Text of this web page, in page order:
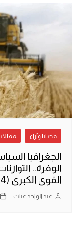
قضايا وآراء
الوفرة..
القوى الكبرى (2024-2026)
عبد الواحد غيات